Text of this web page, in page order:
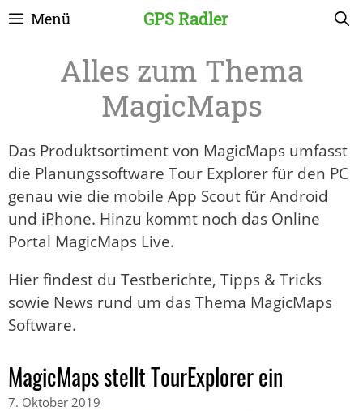
Zum
GPS Radler
Menü
MagicMaps
Das Produktsortiment von MagicMaps umfasst
die Planungssoftware Tour Explorer für den PC
genau wie die mobile App Scout für Android
und iPhone. Hinzu kommt noch das Online
Portal MagicMaps Live.
Hier findest du Testberichte, Tipps & Tricks
sowie News rund um das Thema MagicMaps
Software.
MagicMaps stellt TourExplorer ein
7. Oktober 2019